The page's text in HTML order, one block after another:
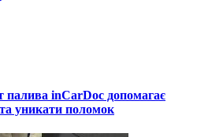
палива inCarDoc допомагає
уникати поломок